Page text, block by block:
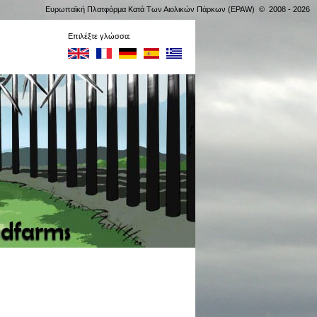
Επιλέξτε γλώσσα:
Ευρωπαϊκή Πλατφόρμα Κατά Των Αιολικών Πάρκων (EPAW) © 2008 - 2026